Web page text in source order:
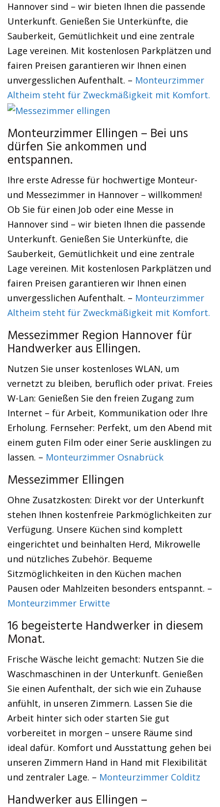
Hannover sind – wir bieten Ihnen die passende
Unterkunft. Genießen Sie Unterkünfte, die
Sauberkeit, Gemütlichkeit und eine zentrale
Lage vereinen. Mit kostenlosen Parkplätzen und
fairen Preisen garantieren wir Ihnen einen
unvergesslichen Aufenthalt. – Monteurzimmer
Altheim steht für Zweckmäßigkeit mit Komfort.
Monteurzimmer Ellingen – Bei uns
dürfen Sie ankommen und
entspannen.
Ihre erste Adresse für hochwertige Monteur-
und Messezimmer in Hannover – willkommen!
Ob Sie für einen Job oder eine Messe in
Hannover sind – wir bieten Ihnen die passende
Unterkunft. Genießen Sie Unterkünfte, die
Sauberkeit, Gemütlichkeit und eine zentrale
Lage vereinen. Mit kostenlosen Parkplätzen und
fairen Preisen garantieren wir Ihnen einen
unvergesslichen Aufenthalt. – Monteurzimmer
Altheim steht für Zweckmäßigkeit mit Komfort.
Messezimmer Region Hannover für
Handwerker aus Ellingen.
Nutzen Sie unser kostenloses WLAN, um
vernetzt zu bleiben, beruflich oder privat. Freies
W-Lan: Genießen Sie den freien Zugang zum
Internet – für Arbeit, Kommunikation oder Ihre
Erholung. Fernseher: Perfekt, um den Abend mit
einem guten Film oder einer Serie ausklingen zu
lassen. – Monteurzimmer Osnabrück
Messezimmer Ellingen
Ohne Zusatzkosten: Direkt vor der Unterkunft
stehen Ihnen kostenfreie Parkmöglichkeiten zur
Verfügung. Unsere Küchen sind komplett
eingerichtet und beinhalten Herd, Mikrowelle
und nützliches Zubehör. Bequeme
Sitzmöglichkeiten in den Küchen machen
Pausen oder Mahlzeiten besonders entspannt. –
Monteurzimmer Erwitte
16 begeisterte Handwerker in diesem
Monat.
Frische Wäsche leicht gemacht: Nutzen Sie die
Waschmaschinen in der Unterkunft. Genießen
Sie einen Aufenthalt, der sich wie ein Zuhause
anfühlt, in unseren Zimmern. Lassen Sie die
Arbeit hinter sich oder starten Sie gut
vorbereitet in morgen – unsere Räume sind
ideal dafür. Komfort und Ausstattung gehen bei
unseren Zimmern Hand in Hand mit Flexibilität
und zentraler Lage. – Monteurzimmer Colditz
Handwerker aus Ellingen –